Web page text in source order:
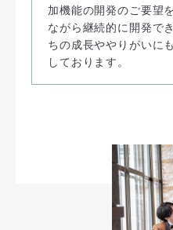
加機能の開発のご要望
ながら継続的に開発で
ちの成長ややりがいに
しております。